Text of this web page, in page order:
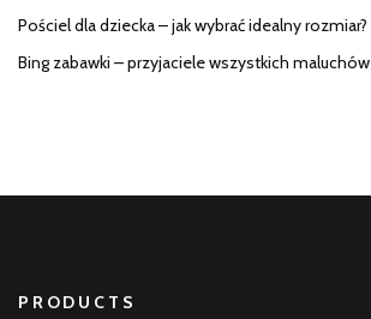
Pościel dla dziecka – jak wybrać idealny rozmiar?
Bing zabawki – przyjaciele wszystkich maluchów
PRODUCTS